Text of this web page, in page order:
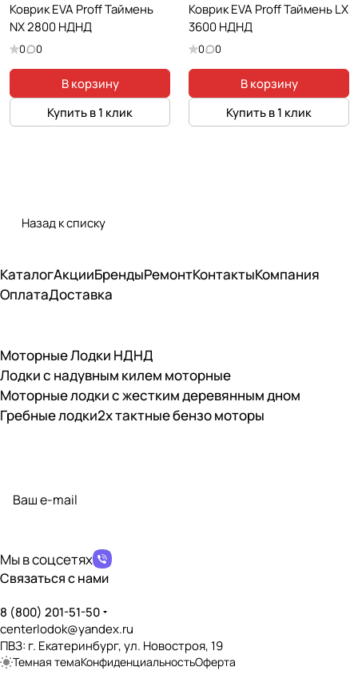
Коврик EVA Proff Таймень
NX 2800 НДНД
0 0
В корзину
Купить в 1 клик
Коврик EVA Proff Таймень LX
3600 НДНД
0 0
В корзину
Купить в 1 клик
Назад к списку
КаталогАкцииБрендыРемонтКонтактыКомпания
ОплатаДоставка
Моторные Лодки НДНД
Лодки с надувным килем моторные
Моторные лодки с жестким деревянным дном
Гребные лодки2х тактные бензо моторы
Мы в соцсетях
Связаться с нами
8 (800) 201-51-50
centerlodok@yandex.ru
ПВЗ: г. Екатеринбург, ул. Новостроя, 19
Темная темаКонфиденциальностьОферта